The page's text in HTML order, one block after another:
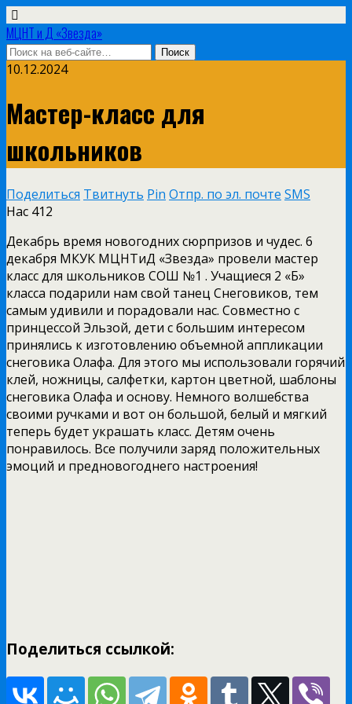
МЦНТ и Д «Звезда»
10.12.2024
Мастер-класс для
школьников
Поделиться Твитнуть Pin Отпр. по эл. почте SMS
Нас 412
Декабрь время новогодних сюрпризов и чудес. 6
декабря МКУК МЦНТиД «Звезда» провели мастер
класс для школьников СОШ №1 . Учащиеся 2 «Б»
класса подарили нам свой танец Снеговиков, тем
самым удивили и порадовали нас. Совместно с
принцессой Эльзой, дети с большим интересом
принялись к изготовлению объемной аппликации
снеговика Олафа. Для этого мы использовали горячий
клей, ножницы, салфетки, картон цветной, шаблоны
снеговика Олафа и основу. Немного волшебства
своими ручками и вот он большой, белый и мягкий
теперь будет украшать класс. Детям очень
понравилось. Все получили заряд положительных
эмоций и предновогоднего настроения!
Поделиться ссылкой: